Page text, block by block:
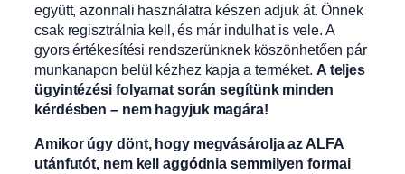
együtt, azonnali használatra készen adjuk át. Önnek
csak regisztrálnia kell, és már indulhat is vele. A
gyors értékesítési rendszerünknek köszönhetően pár
munkanapon belül kézhez kapja a terméket. A teljes
ügyintézési folyamat során segítünk minden
kérdésben – nem hagyjuk magára!
Amikor úgy dönt, hogy megvásárolja az ALFA
utánfutót, nem kell aggódnia semmilyen formai